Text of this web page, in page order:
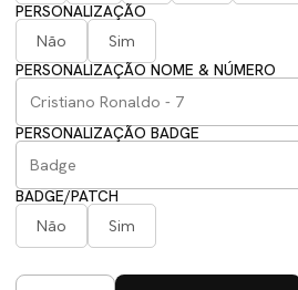
PERSONALIZAÇÃO
Não
Sim
PERSONALIZAÇÃO NOME & NÚMERO
PERSONALIZAÇÃO BADGE
BADGE/PATCH
Não
Sim